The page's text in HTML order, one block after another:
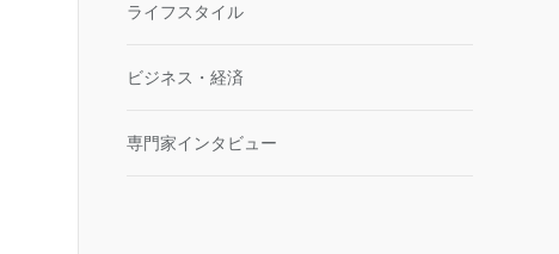
ライフスタイル
ビジネス・経済
専門家インタビュー